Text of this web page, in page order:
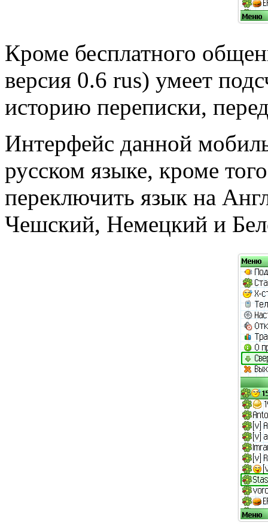
Кроме бесплатного
версия 0.6 rus) умеет
историю переписки,
Интерфейс данной
русском языке, кроме
переключить язык на
Чешский, Немецкий и